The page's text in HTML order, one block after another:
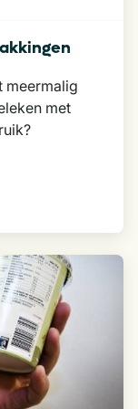
meermalig
met